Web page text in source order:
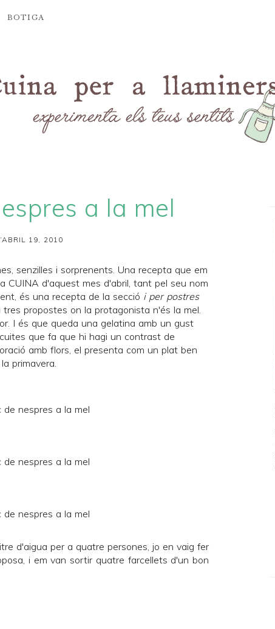
BOTIGA
a la mel
19, 2010
senzilles i sorprenents. Una recepta que em
CUINA d'aquest mes d'abril, tant pel seu nom
és una recepta de la secció i per postres
propostes on la protagonista n'és la mel.
I és que queda una gelatina amb un gust
que fa que hi hagi un contrast de
amb flors, el presenta com un plat ben
primavera.
d'aigua per a quatre persones, jo en vaig fer
i em van sortir quatre farcellets d'un bon